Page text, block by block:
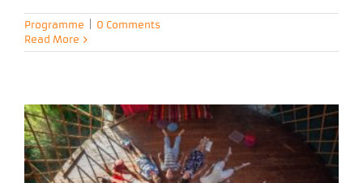
Programme
0 Comments
Read More